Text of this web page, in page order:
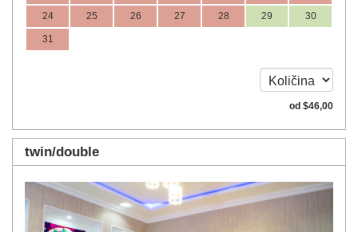
24 25 26 27 28 29 30
31
od $46,00
twin/double
Previous Next